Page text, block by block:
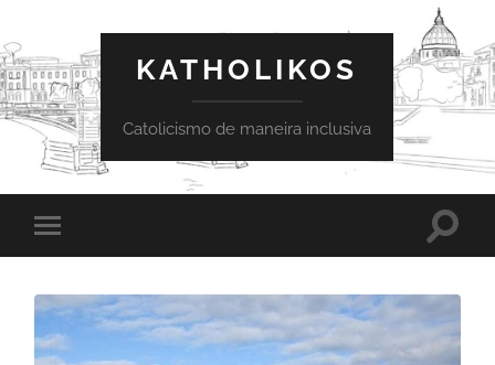
KATHOLIKOS
Catolicismo de maneira inclusiva
Toggle
mobile
Toggle